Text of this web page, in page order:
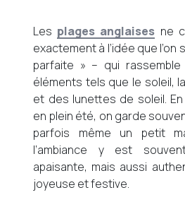
Les plages anglaises ne
exactement à l’idée que l’on
parfaite » – qui
éléments tels que le soleil,
et des lunettes de soleil.
en plein été, on garde
parfois même un petit
l’ambiance y est
apaisante, mais aussi
joyeuse et festive.